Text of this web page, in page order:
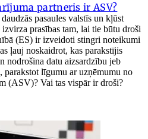
partneris ir ASV?
pasaules valstīs un kļūst
prasības tam, lai tie būtu droši
(ES) ir izveidoti stingri noteikumi
ļauj noskaidrot, kas parakstījis
nodrošina datu aizsardzību jeb
parakstot līgumu ar uzņēmumu no
(ASV)? Vai tas vispār ir droši?